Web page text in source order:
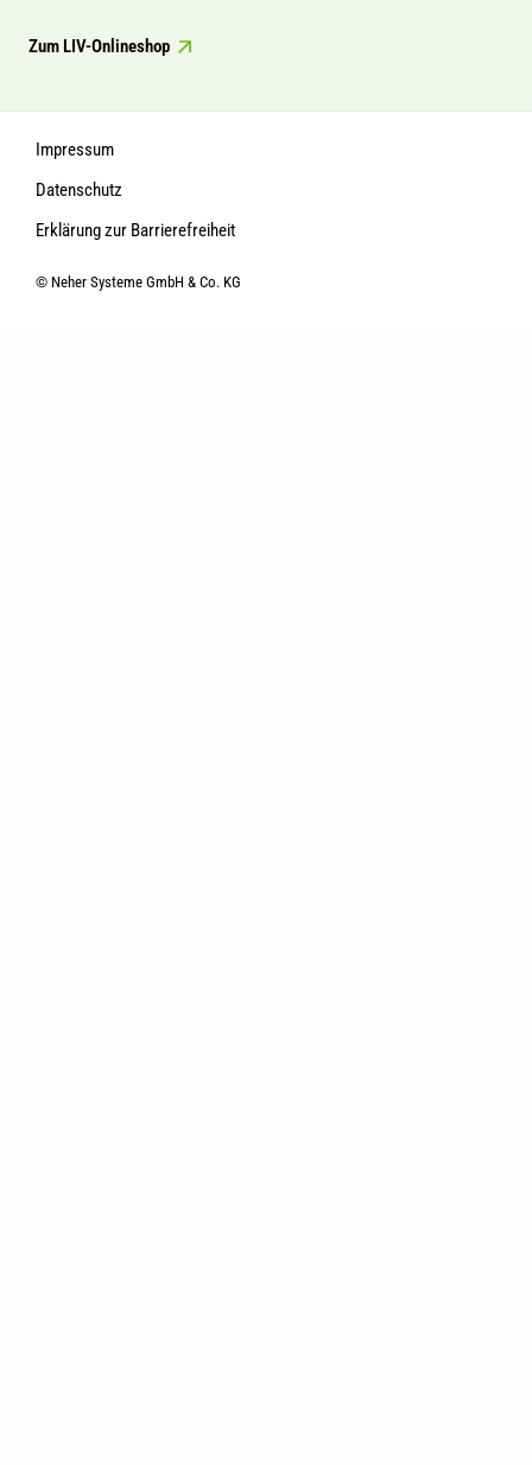
Zum LIV-Onlineshop
Impressum
Datenschutz
Erklärung zur Barrierefreiheit
© Neher Systeme GmbH & Co. KG